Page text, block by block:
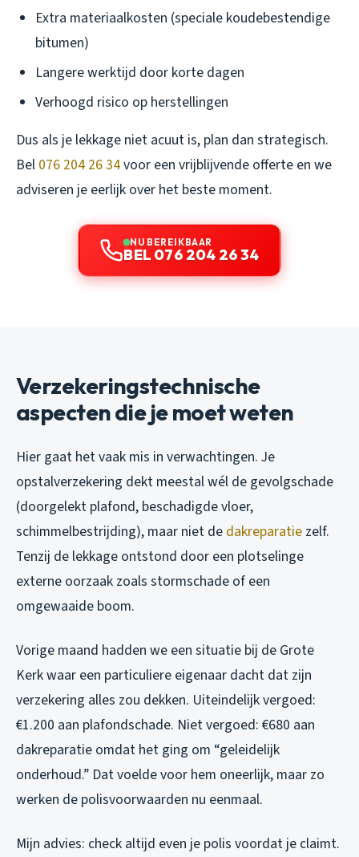
Extra materiaalkosten (speciale koudebestendige
bitumen)
Langere werktijd door korte dagen
Verhoogd risico op herstellingen
Dus als je lekkage niet acuut is, plan dan strategisch.
Bel 076 204 26 34voor een vrijblijvende offerte en we
adviseren je eerlijk over het beste moment.
NU BEREIKBAAR
BEL 076 204 26 34
Verzekeringstechnische
aspecten die je moet weten
Hier gaat het vaak mis in verwachtingen. Je
opstalverzekering dekt meestal wél de gevolgschade
(doorgelekt plafond, beschadigde vloer,
schimmelbestrijding), maar niet de dakreparatie zelf.
Tenzij de lekkage ontstond door een plotselinge
externe oorzaak zoals stormschade of een
omgewaaide boom.
Vorige maand hadden we een situatie bij de Grote
Kerk waar een particuliere eigenaar dacht dat zijn
verzekering alles zou dekken. Uiteindelijk vergoed:
€1.200 aan plafondschade. Niet vergoed: €680 aan
dakreparatie omdat het ging om “geleidelijk
onderhoud.” Dat voelde voor hem oneerlijk, maar zo
werken de polisvoorwaarden nu eenmaal.
Mijn advies: check altijd even je polis voordat je claimt.